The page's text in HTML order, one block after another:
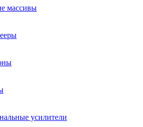
массивы
усилители